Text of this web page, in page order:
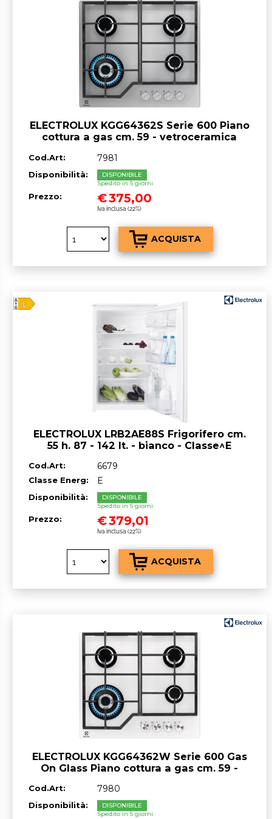
ELECTROLUX KGG64362S Serie 600 Piano
cottura a gas cm. 59 - vetroceramica
Cod.Art: 7981
Disponibilità:
DISPONIBILE
Spedito in 5 giorni
Prezzo: €375,00
Iva inclusa (22%)
ELECTROLUX LRB2AE88S Frigorifero cm.
55 h. 87 - 142 lt. - bianco - Classe^E
Cod.Art: 6679
Classe Energ: E
Disponibilità:
DISPONIBILE
Spedito in 5 giorni
Prezzo: €379,01
Iva inclusa (22%)
ELECTROLUX KGG64362W Serie 600 Gas
On Glass Piano cottura a gas cm. 59 -
Cod.Art: 7980
Disponibilità:
DISPONIBILE
Spedito in 5 giorni